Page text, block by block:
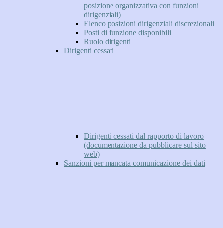
posizione organizzativa con funzioni
dirigenziali)
Elenco posizioni dirigenziali discrezionali
Posti di funzione disponibili
Ruolo dirigenti
Dirigenti cessati
Dirigenti cessati dal rapporto di lavoro
(documentazione da pubblicare sul sito
web)
Sanzioni per mancata comunicazione dei dati